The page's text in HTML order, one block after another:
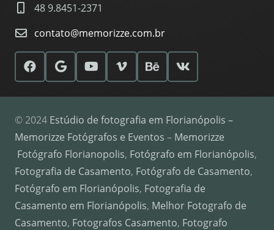
48 9.8451-2371
contato@memorizze.com.br
© 2024 Estúdio de fotografia em Florianópolis –
Memorizze Fotógrafos e Eventos – Memorizze
Fotógrafo Florianopolis, Fotógrafo em Florianópolis,
Fotografia de Casamento, Fotógrafo de Casamento,
Fotógrafo em Florianópolis, Fotografia de
Casamento em Florianópolis, Melhor Fotografo de
Casamento, Fotografos Casamento, Fotografo